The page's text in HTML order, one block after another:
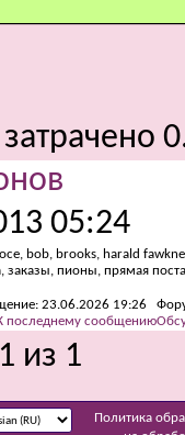
05:24
23.06.2026 19:26
из 1
Политика